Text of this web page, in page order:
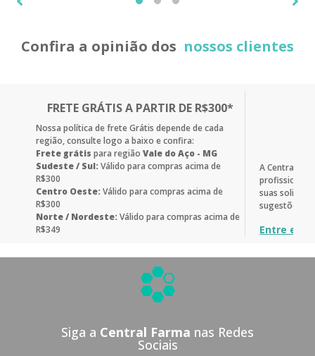
Confira a opinião dos nossos clientes
FRETE GRÁTIS A PARTIR DE R$300*
Nossa política de frete Grátis depende de cada
região, consulte logo a baixo e confira:
Frete grátis para região Vale do Aço - MG
Sudeste / Sul:Válido para compras acima de
R$300
Centro Oeste:Válido para compras acima de
R$300
Norte / Nordeste:Válido para compras acima de
R$349
A Central
profissionais
suas
sugestões.
Entre em
Siga a Central Farma nas Redes
Sociais